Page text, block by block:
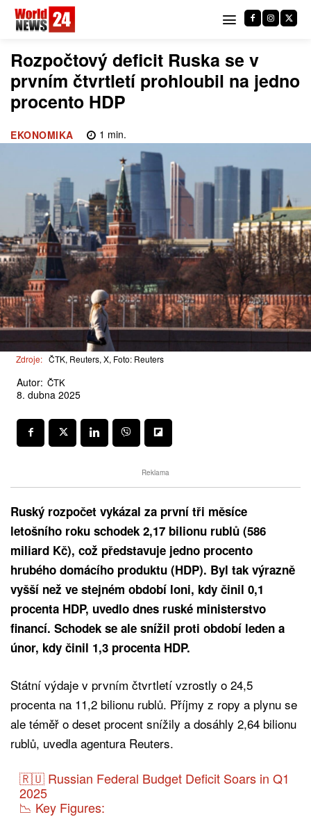
Rozpočtový deficit Ruska se v
prvním čtvrtletí prohloubil na jedno
procento HDP
EKONOMIKA 1 min.
Zdroje: ČTK, Reuters, X, Foto: Reuters
Autor: ČTK
8. dubna 2025
Reklama
Ruský rozpočet vykázal za první tři měsíce
letošního roku schodek 2,17 bilionu rublů (586
miliard Kč), což představuje jedno procento
hrubého domácího produktu (HDP). Byl tak výrazně
vyšší než ve stejném období loni, kdy činil 0,1
procenta HDP, uvedlo dnes ruské ministerstvo
financí. Schodek se ale snížil proti období leden a
únor, kdy činil 1,3 procenta HDP.
Státní výdaje v prvním čtvrtletí vzrostly o 24,5
procenta na 11,2 bilionu rublů. Příjmy z ropy a plynu se
ale téměř o deset procent snížily a dosáhly 2,64 bilionu
rublů, uvedla agentura Reuters.
🇷🇺 Russian Federal Budget Deficit Soars in Q1
2025
📉 Key Figures: